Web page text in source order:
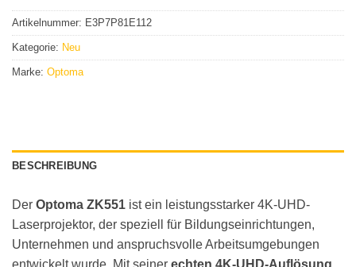
Artikelnummer: E3P7P81E112
Kategorie: Neu
Marke: Optoma
BESCHREIBUNG
Der Optoma ZK551 ist ein leistungsstarker 4K-UHD-
Laserprojektor, der speziell für Bildungseinrichtungen,
Unternehmen und anspruchsvolle Arbeitsumgebungen